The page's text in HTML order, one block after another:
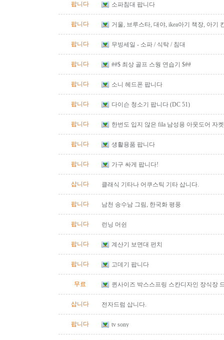
팝니다 소파침대 팝니다
팝니다 거울, 브루스타, 대야, ikea아기 책장, 아기
팝니다 무빙세일 - 소파 / 식탁 / 침대
팝니다 ##$ 최상 골프 스웡 연습기 $##
팝니다 소니 헤드폰 팝니다
팝니다 다이슨 청소기 팝니다 (DC 51)
팝니다
한번도 입지 않은 fila 남성용 아웃도어 자
팝니다
생활용품 팝니다
팝니다 가구 싸게 팝니다!
삽니다 클래식 기타나 어쿠스틱 기타 삽니다.
팝니다 남천 송수남 그림, 한국화 평풍
팝니다 런닝 머쉰
팝니다 계산기 보면대 펀치
팝니다 고데기 팝니다
무료 퀸사이즈 박스스프링 스칸디자인 장식장
삽니다 전자드럼 삽니다.
팝니다 tv sony